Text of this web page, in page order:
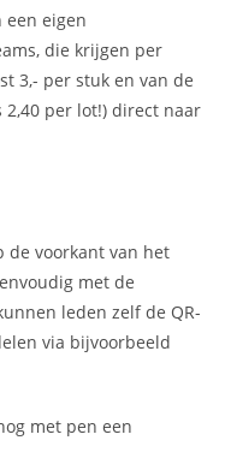
een eigen
die krijgen per
3,- per stuk en van de
per lot!) direct naar
de voorkant van het
met de
leden zelf de QR-
via bijvoorbeeld
met pen een